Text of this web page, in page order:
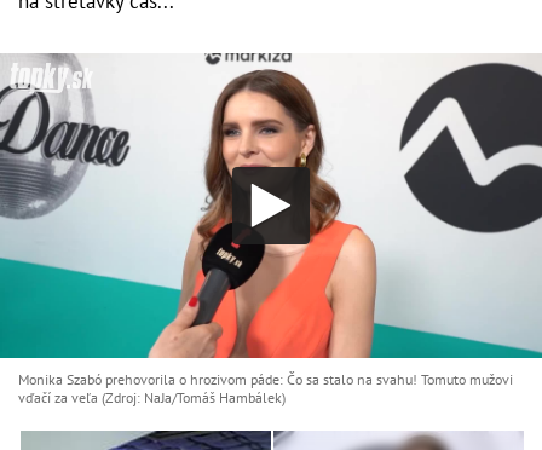
Monika Szabó prehovorila o hrozivom páde: Čo sa stalo na svahu! Tomuto mužovi
vďačí za veľa (Zdroj: NaJa/Tomáš Hambálek)